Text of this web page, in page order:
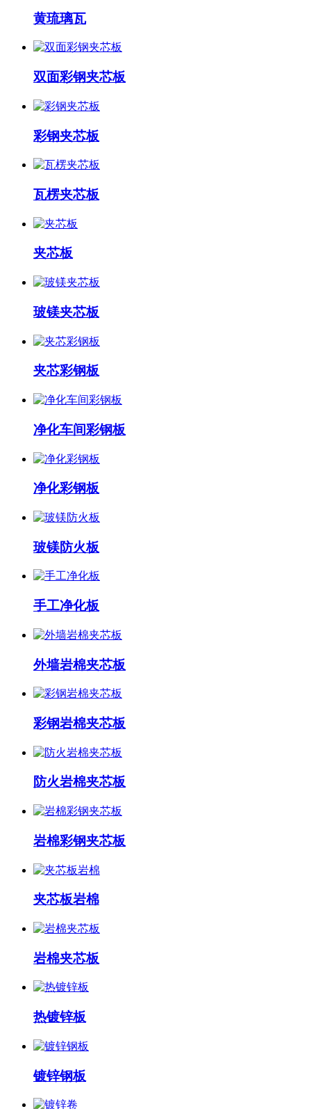
黄琉璃瓦
双面彩钢夹芯板
彩钢夹芯板
瓦楞夹芯板
夹芯板
玻镁夹芯板
夹芯彩钢板
净化车间彩钢板
净化彩钢板
玻镁防火板
手工净化板
外墙岩棉夹芯板
彩钢岩棉夹芯板
防火岩棉夹芯板
岩棉彩钢夹芯板
夹芯板岩棉
岩棉夹芯板
热镀锌板
镀锌钢板